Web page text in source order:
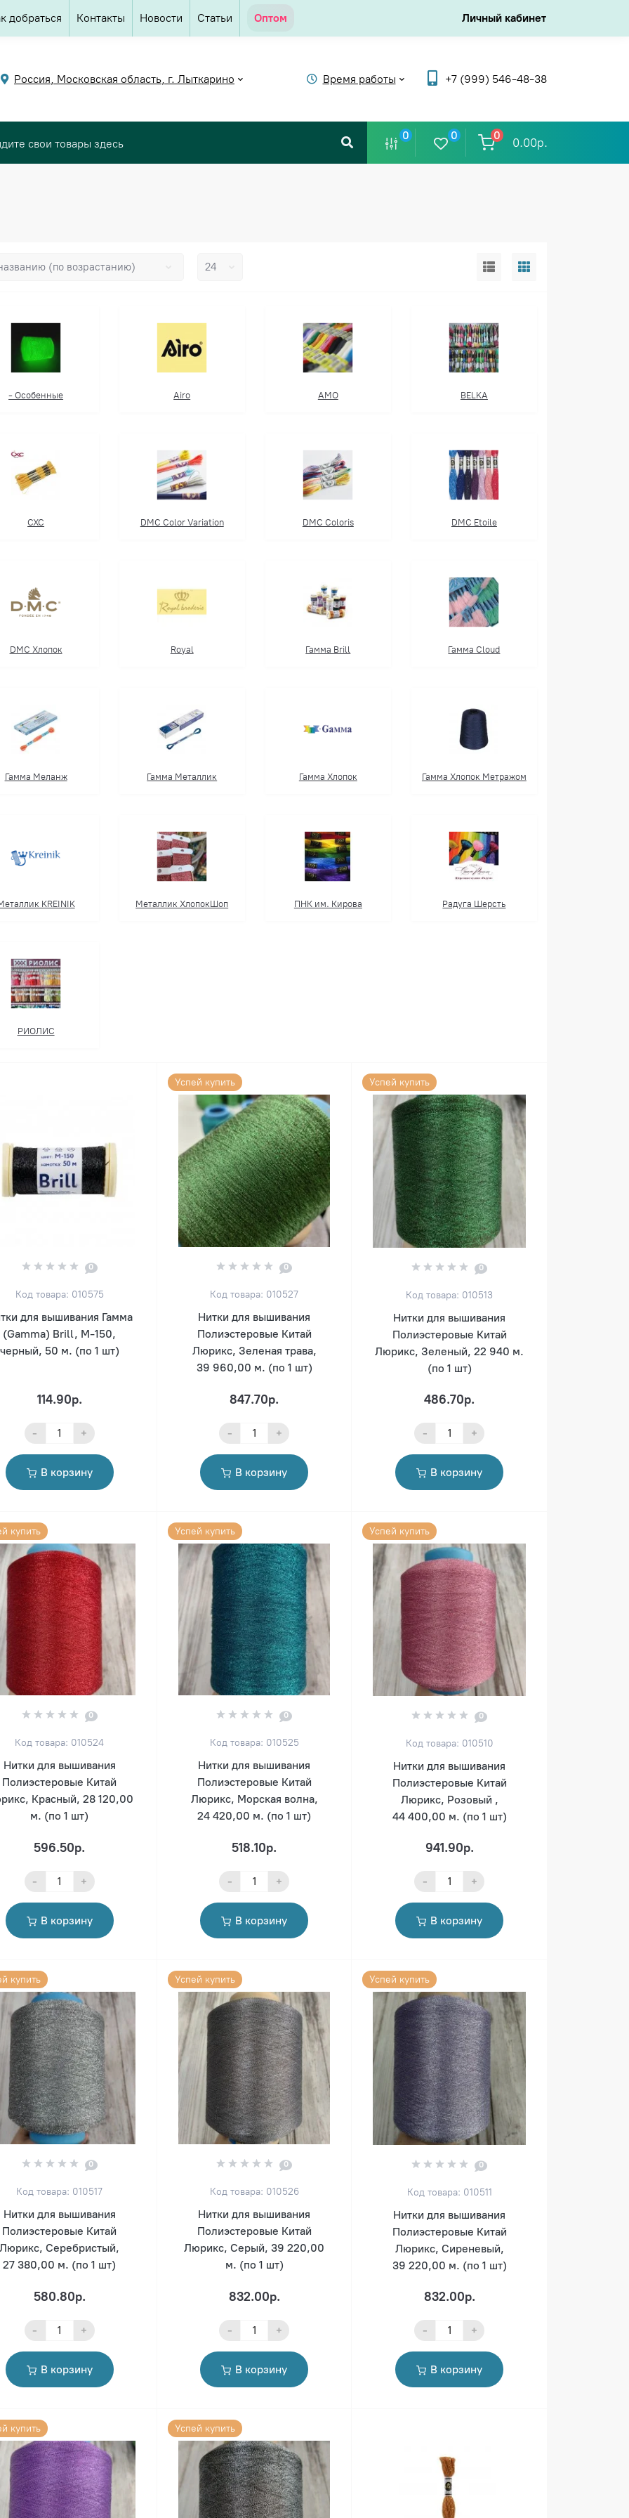
добраться Контакты Новости Статьи Оптом Личный кабинет
Россия, Московская область, г. Лыткарино Время работы +7 (999) 546-48-38
0 0 0
0.00р.
- Особенные Airo AMO BELKA
CXC DMC Color Variation DMC Coloris DMC Etoile
DMC Хлопок Royal Гамма Brill Гамма Cloud
Гамма Меланж Гамма Металлик Гамма Хлопок Гамма Хлопок Метражом
KREINIK Металлик ХлопокШоп ПНК им. Кирова Радуга Шерсть
РИОЛИС
0
Код товара: 010575
для вышивания Гамма
(Gamma) Brill, М-150,
черный, 50 м. (по 1 шт)
114.90р.
- +
В корзину
Успей купить
0
Код товара: 010527
Нитки для вышивания
Полиэстеровые Китай
Люрикс, Зеленая трава,
39 960,00 м. (по 1 шт)
847.70р.
- +
В корзину
Успей купить
0
Код товара: 010513
Нитки для вышивания
Полиэстеровые Китай
Люрикс, Зеленый, 22 940 м.
(по 1 шт)
486.70р.
- +
В корзину
купить
0
Код товара: 010524
Нитки для вышивания
Полиэстеровые Китай
Красный, 28 120,00
м. (по 1 шт)
596.50р.
- +
В корзину
Успей купить
0
Код товара: 010525
Нитки для вышивания
Полиэстеровые Китай
Люрикс, Морская волна,
24 420,00 м. (по 1 шт)
518.10р.
- +
В корзину
Успей купить
0
Код товара: 010510
Нитки для вышивания
Полиэстеровые Китай
Люрикс, Розовый ,
44 400,00 м. (по 1 шт)
941.90р.
- +
В корзину
купить
0
Код товара: 010517
Нитки для вышивания
Полиэстеровые Китай
Люрикс, Серебристый,
27 380,00 м. (по 1 шт)
580.80р.
- +
В корзину
Успей купить
0
Код товара: 010526
Нитки для вышивания
Полиэстеровые Китай
Люрикс, Серый, 39 220,00
м. (по 1 шт)
832.00р.
- +
В корзину
Успей купить
0
Код товара: 010511
Нитки для вышивания
Полиэстеровые Китай
Люрикс, Сиреневый,
39 220,00 м. (по 1 шт)
832.00р.
- +
В корзину
купить Успей купить